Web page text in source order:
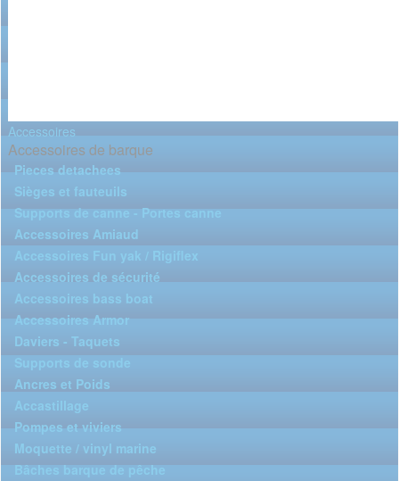
Accessoires
Accessoires de barque
Pieces detachees
Sièges et fauteuils
Supports de canne - Portes canne
Accessoires Amiaud
Accessoires Fun yak / Rigiflex
Accessoires de sécurité
Accessoires bass boat
Accessoires Armor
Daviers - Taquets
Ancres et Poids
Accastillage
Pompes et viviers
Moquette / vinyl marine
Bâches barque de pêche